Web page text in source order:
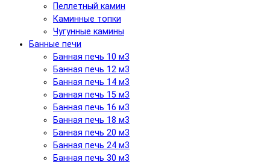
Пеллетный камин
Каминные топки
Чугунные камины
Банные печи
Банная печь 10 м3
Банная печь 12 м3
Банная печь 14 м3
Банная печь 15 м3
Банная печь 16 м3
Банная печь 18 м3
Банная печь 20 м3
Банная печь 24 м3
Банная печь 30 м3